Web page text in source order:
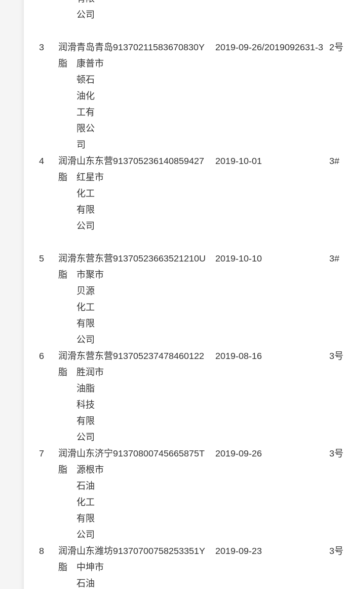
公司
3
润滑
脂
青岛
康普
顿石
油化
工有
限公
司
青岛
市
91370211583670830Y 2019-09-26/2019092631-3 2号
4
润滑
脂
山东
红星
化工
有限
公司
东营
市
913705236140859427 2019-10-01 3#
5
润滑
脂
东营
市聚
贝源
化工
有限
公司
东营
市
91370523663521210U 2019-10-10 3#
6
润滑
脂
东营
胜润
油脂
科技
有限
公司
东营
市
913705237478460122 2019-08-16 3号
7
润滑
脂
山东
源根
石油
化工
有限
公司
济宁
市
91370800745665875T 2019-09-26 3号
8
润滑
脂
山东
中坤
石油
潍坊
市
91370700758253351Y 2019-09-23 3号